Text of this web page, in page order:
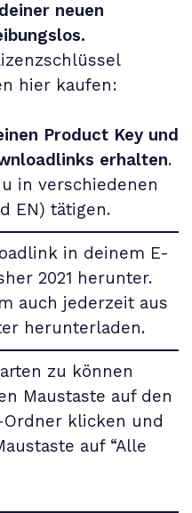
neuen
hier kaufen:
Product Key und
erhalten.
in verschiedenen
EN) tätigen.
in deinem E-
2021 herunter.
auch jederzeit aus
herunterladen.
zu können
Maustaste auf den
klicken und
auf “Alle